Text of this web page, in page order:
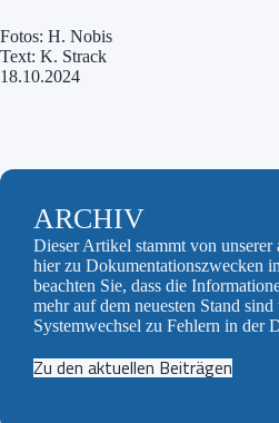
Fotos: H. Nobis
Text: K. Strack
18.10.2024
ARCHIV
Dieser Artikel stammt von unserer
hier zu Dokumentationszwecken
beachten Sie, dass die
mehr auf dem neuesten Stand
Systemwechsel zu Fehlern in der
Zu den aktuellen Beiträgen